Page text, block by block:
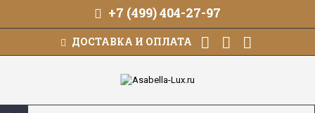
+7 (499) 404-27-97
ДОСТАВКА И ОПЛАТА